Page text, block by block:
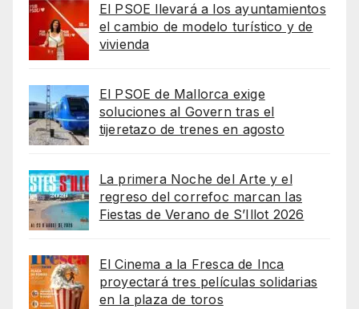
El PSOE llevará a los ayuntamientos
el cambio de modelo turístico y de
vivienda
El PSOE de Mallorca exige
soluciones al Govern tras el
tijeretazo de trenes en agosto
La primera Noche del Arte y el
regreso del correfoc marcan las
Fiestas de Verano de S’Illot 2026
El Cinema a la Fresca de Inca
proyectará tres películas solidarias
en la plaza de toros